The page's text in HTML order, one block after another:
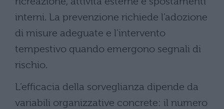
interni. La prevenzione richiede l’adozione
di misure adeguate e l’intervento
tempestivo quando emergono segnali di
rischio.
L’efficacia della sorveglianza dipende da
variabili organizzative concrete: il numero